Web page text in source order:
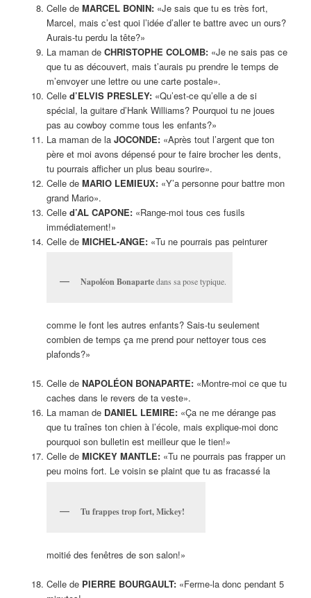
Celle de MARCEL BONIN:«Je sais que tu es très fort,
Marcel, mais c’est quoi l’idée d’aller te battre avec un ours?
Aurais-tu perdu la tête?»
La maman de CHRISTOPHE COLOMB:«Je ne sais pas ce
que tu as découvert, mais t’aurais pu prendre le temps de
m’envoyer une lettre ou une carte postale».
Celle d’ELVIS PRESLEY:«Qu’est-ce qu’elle a de si
spécial, la guitare d’Hank Williams? Pourquoi tu ne joues
pas au cowboy comme tous les enfants?»
La maman de la JOCONDE:«Après tout l’argent que ton
père et moi avons dépensé pour te faire brocher les dents,
tu pourrais afficher un plus beau sourire».
Celle de MARIO LEMIEUX:«Y’a personne pour battre mon
grand Mario».
Celle d’AL CAPONE:«Range-moi tous ces fusils
immédiatement!»
Celle de MICHEL-ANGE:«Tu ne pourrais pas peinturer
Napoléon Bonapartedans sa pose typique.
comme le font les autres enfants? Sais-tu seulement
combien de temps ça me prend pour nettoyer tous ces
plafonds?»
Celle de NAPOLÉON BONAPARTE:«Montre-moi ce que tu
caches dans le revers de ta veste».
La maman de DANIEL LEMIRE:«Ça ne me dérange pas
que tu traînes ton chien à l’école, mais explique-moi donc
pourquoi son bulletin est meilleur que le tien!»
Celle de MICKEY MANTLE:«Tu ne pourrais pas frapper un
peu moins fort. Le voisin se plaint que tu as fracassé la
Tu frappes trop fort, Mickey!
moitié des fenêtres de son salon!»
Celle de PIERRE BOURGAULT:«Ferme-la donc pendant 5